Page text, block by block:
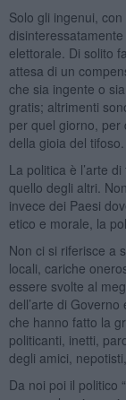
Solo gli ingenui,
elettorale. Di solito
attesa di un
che sia ingente o
gratis; altrimenti
per quel giorno, per
della gioia del tifoso.
La politica è l’arte
quello degli altri.
invece dei Paesi
etico e morale, la
Non ci si riferisce a
locali, cariche
essere svolte al
dell’arte di
che hanno fatto la
politicanti, inetti,
degli amici,
Da noi poi il politico